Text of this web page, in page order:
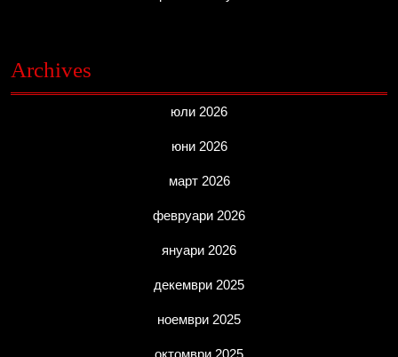
Archives
юли 2026
юни 2026
март 2026
февруари 2026
януари 2026
декември 2025
ноември 2025